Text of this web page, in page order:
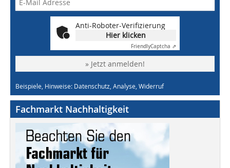
Anti-Roboter-Verifizierung
Hier klicken
FriendlyCaptcha ⇗
» Jetzt anmelden!
Beispiele, Hinweise: Datenschutz, Analyse, Widerruf
Fachmarkt Nachhaltigkeit